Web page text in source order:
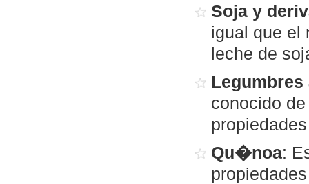
Soja y
igual que el
leche de
Legumbres
conocido
Qu�noa: